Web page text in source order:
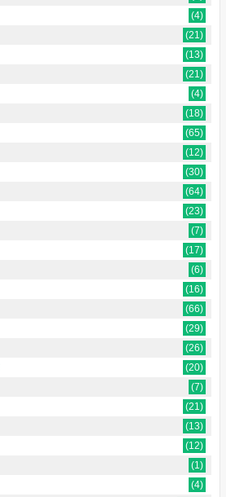
(4)
(21)
(13)
(21)
(4)
(18)
(65)
(12)
(30)
(64)
(23)
(7)
(17)
(6)
(16)
(66)
(29)
(26)
(20)
(7)
(21)
(13)
(12)
(1)
(4)